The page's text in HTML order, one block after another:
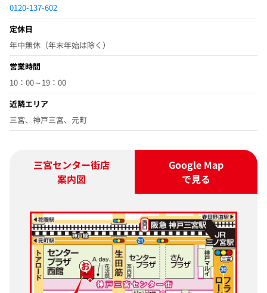
0120-137-602
定休日
年中無休（年末年始は除く）
営業時間
10：00～19：00
近隣エリア
三宮、神戸三宮、元町
三宮センター街店
案内図
Google Map
で見る